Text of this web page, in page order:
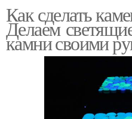
Как сделать
Делаем
камни своими